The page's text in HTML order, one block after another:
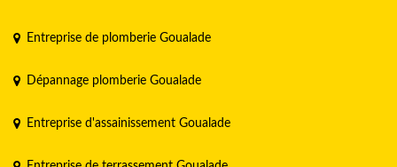
Entreprise de plomberie Goualade
Dépannage plomberie Goualade
Entreprise d'assainissement Goualade